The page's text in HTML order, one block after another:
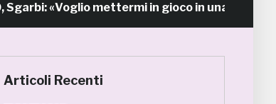
«Voglio mettermi in gioco in una piazza calda
Articoli Recenti